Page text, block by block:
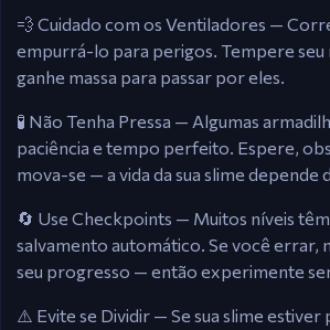
💨 Cuidado com os Ventiladores —
empurrá-lo para perigos. Tempere seu
ganhe massa para passar por eles.
🧪 Não Tenha Pressa — Algumas
paciência e tempo perfeito. Espere,
mova-se — a vida da sua slime depende
🔄 Use Checkpoints — Muitos níveis
salvamento automático. Se você errar,
seu progresso — então experimente
⚠️ Evite se Dividir — Se sua slime estiver